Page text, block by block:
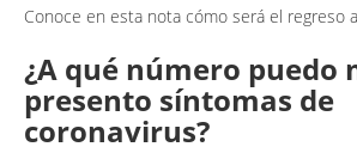
Conoce en esta nota cómo será el regreso
¿A qué número puedo
presento síntomas de
coronavirus?